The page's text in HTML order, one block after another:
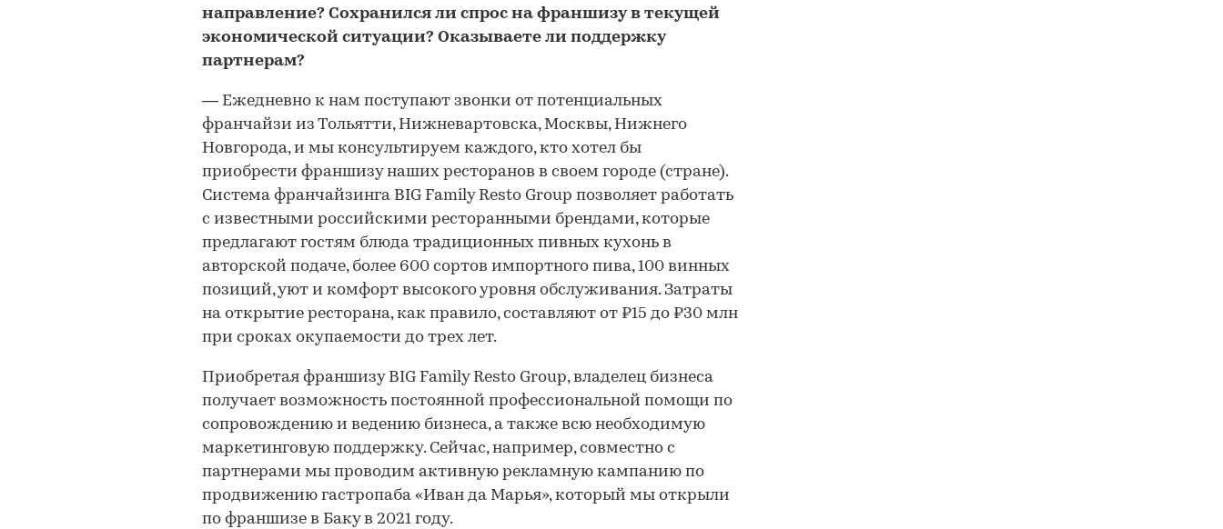
направление? Сохранился ли спрос на франшизу в текущей
экономической ситуации? Оказываете ли поддержку
партнерам?
— Ежедневно к нам поступают звонки от потенциальных
франчайзи из Тольятти, Нижневартовска, Москвы, Нижнего
Новгорода, и мы консультируем каждого, кто хотел бы
приобрести франшизу наших ресторанов в своем городе (стране).
Система франчайзинга BIG Family Resto Group позволяет работать
с известными российскими ресторанными брендами, которые
предлагают гостям блюда традиционных пивных кухонь в
авторской подаче, более 600 сортов импортного пива, 100 винных
позиций, уют и комфорт высокого уровня обслуживания. Затраты
на открытие ресторана, как правило, составляют от ₽15 до ₽30 млн
при сроках окупаемости до трех лет.
Приобретая франшизу BIG Family Resto Group, владелец бизнеса
получает возможность постоянной профессиональной помощи по
сопровождению и ведению бизнеса, а также всю необходимую
маркетинговую поддержку. Сейчас, например, совместно с
партнерами мы проводим активную рекламную кампанию по
продвижению гастропаба «Иван да Марья», который мы открыли
по франшизе в Баку в 2021 году.